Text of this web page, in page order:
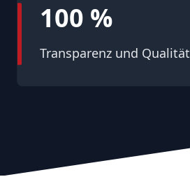
100 %
Transparenz und Qualität